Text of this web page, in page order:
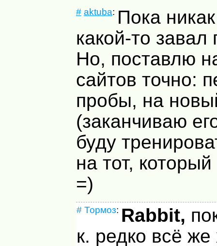
# aktuba: Пока
какой-то завал
Но, поставлю
сайтов точно:
пробы, на
(заканчиваю
буду
на тот,
=)
# Тормоз: Rabbit,
к. редко всё же